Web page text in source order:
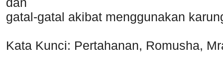
gatal-gatal akibat menggunakan
Kata Kunci: Pertahanan, Romusha,